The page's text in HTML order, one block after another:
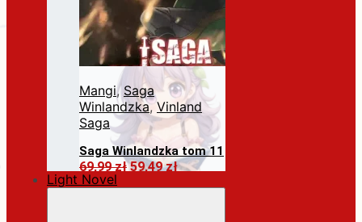
Mangi, Saga
Winlandzka, Vinland
Saga
Saga Winlandzka tom 11
69,99złPierwotna
59,49złAktualna
Dodaj do koszyka
Light Novel